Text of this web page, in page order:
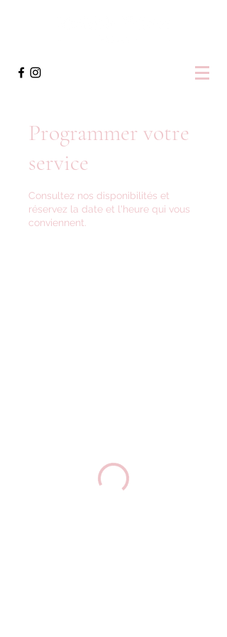
Programmer votre
service
Consultez nos disponibilités et
réservez la date et l'heure qui vous
conviennent.